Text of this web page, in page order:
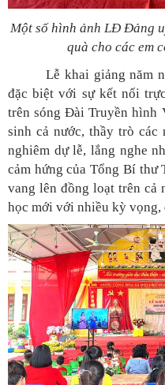
Một số hình ảnh LĐ Đảng
quà cho các em
Lễ khai giảng năm
đặc biệt với sự kết nối
trên sóng Đài Truyền hình
sinh cả nước, thầy trò các
nghiêm dự lễ, lắng nghe
cảm hứng của Tổng Bí thư
vang lên đồng loạt trên cả
học mới với nhiều kỳ vọng,